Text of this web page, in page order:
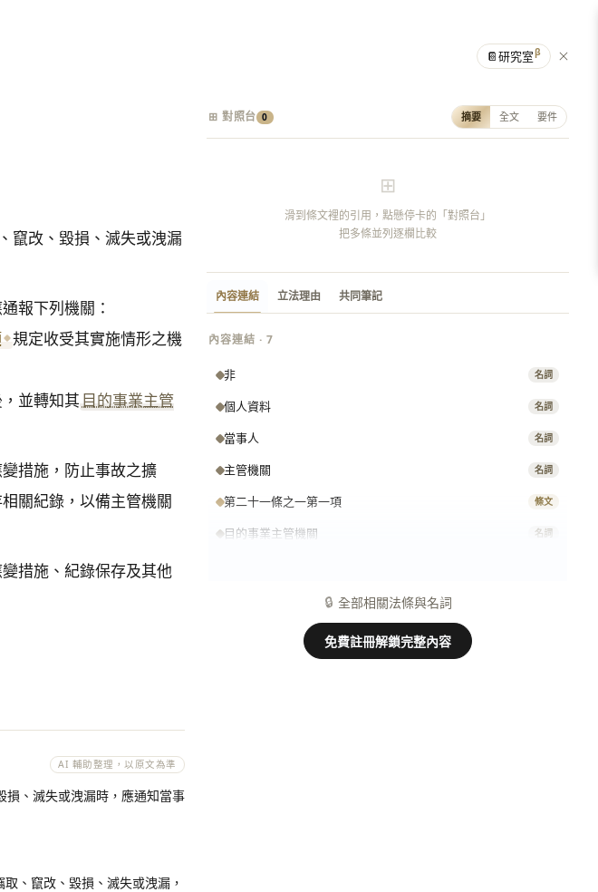
竄改、毀損、滅失或洩漏
報下列機關：
規定收受其實施情形之機
並轉知其 目的事業主管
措施，防止事故之擴
關紀錄，以備主管機關
措施、紀錄保存及其他
AI 輔助整理，以原文為準
、滅失或洩漏時，應通知當事
、竄改、毀損、滅失或洩漏，
⊞ 對照台 0 摘要 全文 要件
⊞
滑到條文裡的引用，點懸停卡的「對照台」
把多條並列逐欄比較
內容連結 立法理由 共同筆記
內容連結 · 7
非 名詞
個人資料 名詞
當事人 名詞
主管機關 名詞
第二十一條之一第一項 條文
目的事業主管機關 名詞
🔒 全部相關法條與名詞
免費註冊解鎖完整內容
📔研究室β